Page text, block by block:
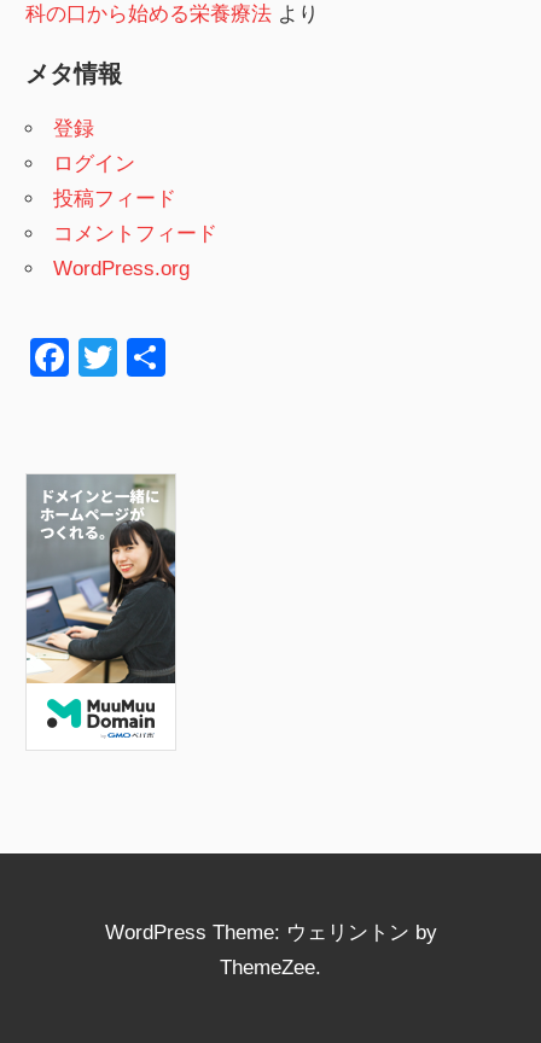
科の口から始める栄養療法 より
メタ情報
登録
ログイン
投稿フィード
コメントフィード
WordPress.org
F
e
b
o
o
k
T
er
WordPress Theme: ウェリントン by
ThemeZee.